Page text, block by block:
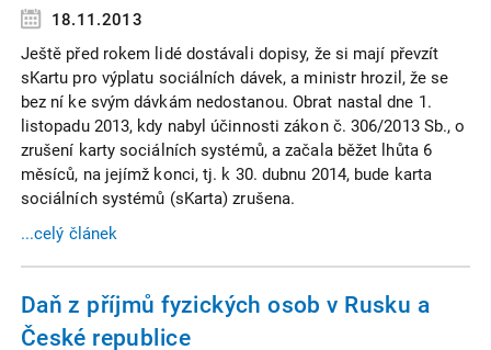
18.11.2013
Ještě před rokem lidé dostávali dopisy, že si mají převzít
sKartu pro výplatu sociálních dávek, a ministr hrozil, že se
bez ní ke svým dávkám nedostanou. Obrat nastal dne 1.
listopadu 2013, kdy nabyl účinnosti zákon č. 306/2013 Sb., o
zrušení karty sociálních systémů, a začala běžet lhůta 6
měsíců, na jejímž konci, tj. k 30. dubnu 2014, bude karta
sociálních systémů (sKarta) zrušena.
...celý článek
Daň z příjmů fyzických osob v Rusku a
České republice